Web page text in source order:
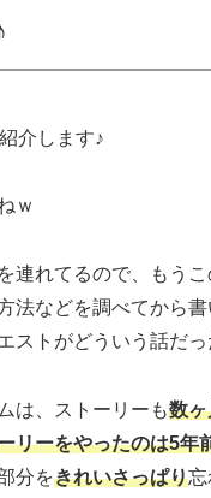
介します♪
ｗ
連れてるので、もうこ
法などを調べてから
ストがどういう話だっ
は、ストーリーも数
リーをやったのは5年
分をきれいさっぱり忘